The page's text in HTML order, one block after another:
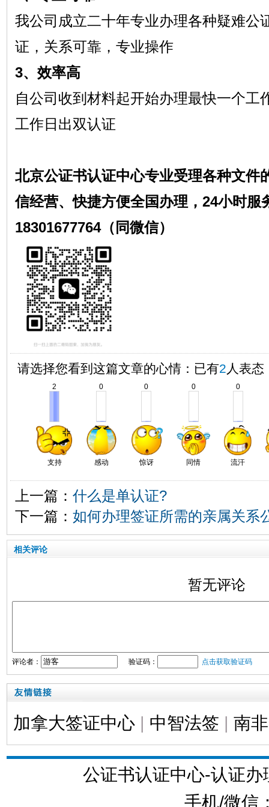
我公司成立二十年专业办理各种疑难公
证，关系可靠，专业操作
3、效率高
自公司收到材料起开始办理最快一个工
工作日出双认证
北京公证书认证中心专业受理各种文件
信经营、快捷方便全国办理，24小时服
18301677764（同微信）
请选择您看到这篇文章的心情：已有2 人表态
2
支持
0
感动
0
惊讶
0
同情
0
流汗
上一篇： 什么是单认证?
下一篇： 如何办理签证所需的亲属关系
相关评论
暂无评论
评论者： 验证码： 点击获取验证码
加拿大签证中心 | 中智法签 | 南
公证书认证中心-认证
手机/微信